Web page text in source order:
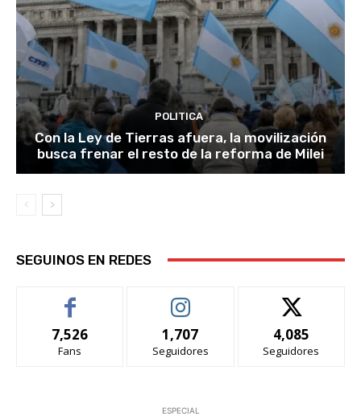
POLITICA
Con la Ley de Tierras afuera, la movilización
busca frenar el resto de la reforma de Milei
SEGUINOS EN REDES
7,526
Fans
1,707
Seguidores
4,085
Seguidores
ESPECIAL